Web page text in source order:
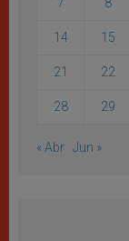
14 15
21 22
28 29
« Abr Jun »